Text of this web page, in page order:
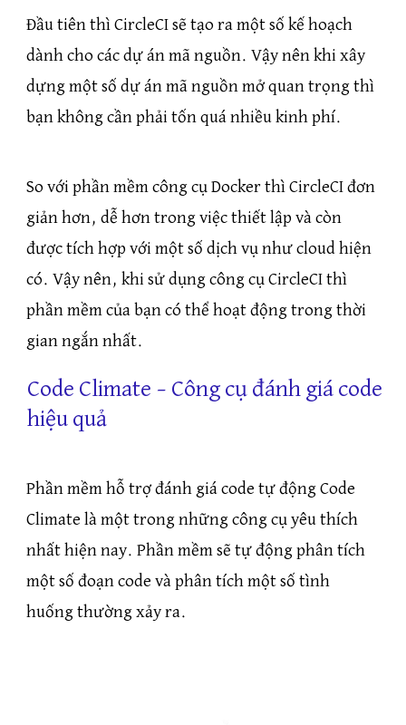
Đầu tiên thì CircleCI sẽ tạo ra một số kế hoạch
dành cho các dự án mã nguồn. Vậy nên khi xây
dựng một số dự án mã nguồn mở quan trọng thì
bạn không cần phải tốn quá nhiều kinh phí.
So với phần mềm công cụ Docker thì CircleCI đơn
giản hơn, dễ hơn trong việc thiết lập và còn
được tích hợp với một số dịch vụ như cloud hiện
có. Vậy nên, khi sử dụng công cụ CircleCI thì
phần mềm của bạn có thể hoạt động trong thời
gian ngắn nhất.
Code Climate – Công cụ đánh giá code
hiệu quả
Phần mềm hỗ trợ đánh giá code tự động Code
Climate là một trong những công cụ yêu thích
nhất hiện nay. Phần mềm sẽ tự động phân tích
một số đoạn code và phân tích một số tình
huống thường xảy ra.